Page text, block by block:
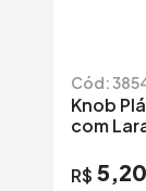
Cód:
Knob
com
R$ 5,20